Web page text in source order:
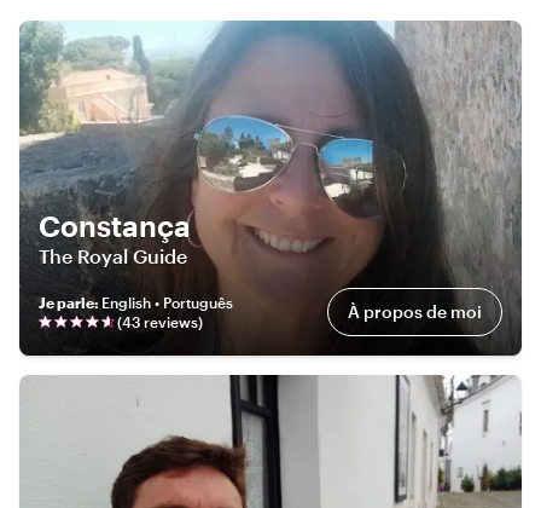
Constança
The Royal Guide
Je parle: English • Português
(43 reviews) À propos de moi